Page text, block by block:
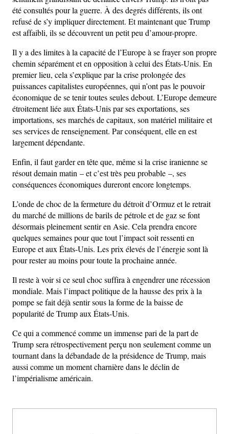
été consultés pour la guerre. À des degrés différents, ils ont
refusé de s’y impliquer directement. Et maintenant que Trump
est affaibli, ils se découvrent un petit peu d’amour-propre.
Il y a des limites à la capacité de l’Europe à se frayer son propre
chemin séparément et en opposition à celui des États-Unis. En
premier lieu, cela s’explique par la crise prolongée des
puissances capitalistes européennes, qui n’ont pas le pouvoir
économique de se tenir toutes seules debout. L’Europe demeure
étroitement liée aux États-Unis par ses exportations, ses
importations, ses marchés de capitaux, son matériel militaire et
ses services de renseignement. Par conséquent, elle en est
largement dépendante.
Enfin, il faut garder en tête que, même si la crise iranienne se
résout demain matin – et c’est très peu probable –, ses
conséquences économiques dureront encore longtemps.
L’onde de choc de la fermeture du détroit d’Ormuz et le retrait
du marché de millions de barils de pétrole et de gaz se font
désormais pleinement sentir en Asie. Cela prendra encore
quelques semaines pour que tout l’impact soit ressenti en
Europe et aux États-Unis. Les prix élevés de l’énergie sont là
pour rester au moins pour toute la prochaine année.
Il reste à voir si ce seul choc suffira à engendrer une récession
mondiale. Mais l’impact politique de la hausse des prix à la
pompe se fait déjà sentir sous la forme de la baisse de
popularité de Trump aux États-Unis.
Ce qui a commencé comme un immense pari de la part de
Trump sera rétrospectivement perçu non seulement comme un
tournant dans la débandade de la présidence de Trump, mais
aussi comme un moment charnière dans le déclin de
l’impérialisme américain.